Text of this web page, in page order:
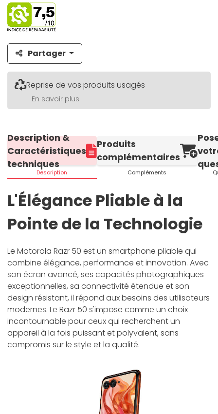
Partager
Reprise de vos produits usagés
En savoir plus
Description &
Caractéristiques
techniques
Description
Produits
complémentaires
Compléments
L'Élégance Pliable à la
Pointe de la Technologie
Le Motorola Razr 50 est un smartphone pliable qui
combine élégance, performance et innovation. Avec
son écran avancé, ses capacités photographiques
exceptionnelles, sa connectivité étendue et son
design résistant, il répond aux besoins des utilisateurs
modernes. Le Razr 50 s'impose comme un choix
incontournable pour ceux qui recherchent un
appareil à la fois puissant et polyvalent, sans
compromis sur le style et la qualité.